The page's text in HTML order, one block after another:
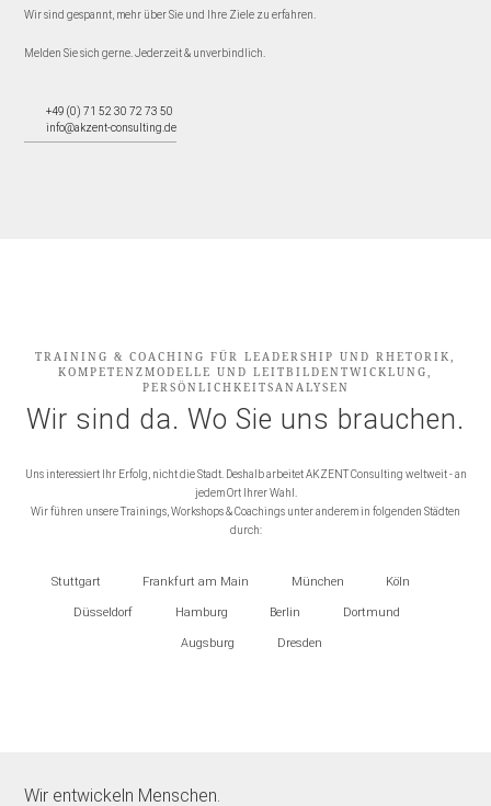
Wir sind gespannt, mehr über Sie und Ihre Ziele zu erfahren.
Melden Sie sich gerne. Jederzeit & unverbindlich.
+49 (0) 71 52 30 72 73 50
info@akzent-consulting.de
TRAINING & COACHING FÜR LEADERSHIP UND RHETORIK,
KOMPETENZMODELLE UND LEITBILDENTWICKLUNG,
PERSÖNLICHKEITSANALYSEN
Wir sind da. Wo Sie uns brauchen.
Uns interessiert Ihr Erfolg, nicht die Stadt. Deshalb arbeitet AKZENT Consulting weltweit - an
jedem Ort Ihrer Wahl.
Wir führen unsere Trainings, Workshops & Coachings unter anderem in folgenden Städten
durch:
Stuttgart Frankfurt am Main München Köln
Düsseldorf Hamburg Berlin Dortmund
Augsburg Dresden
Wir entwickeln Menschen.